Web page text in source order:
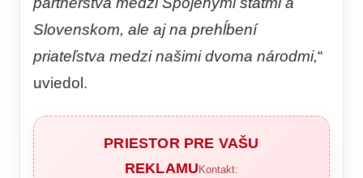
Slovenskom, ale aj na prehĺbení
priateľstva medzi našimi dvoma národmi,“
uviedol.
PRIESTOR PRE VAŠU
REKLAMU Kontakt: